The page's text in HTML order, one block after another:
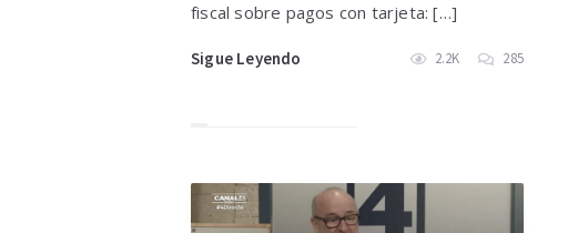
fiscal sobre pagos con tarjeta: […]
Sigue Leyendo 2.2K 285